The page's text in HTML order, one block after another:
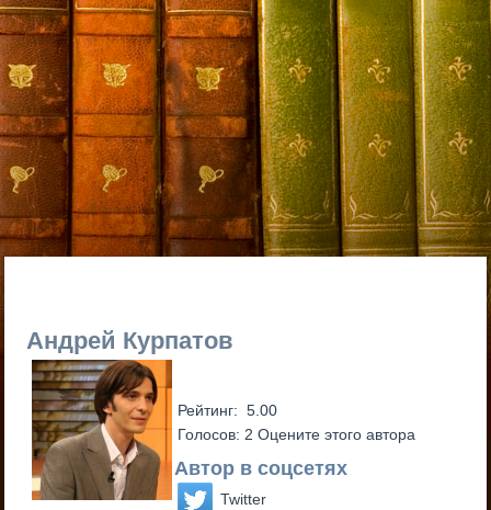
Андрей Курпатов
Рейтинг: 5.00
Голосов: 2 Оцените этого автора
Автор в соцсетях
Twitter